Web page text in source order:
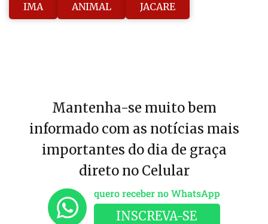
IMA ANIMAL JACARE
Mantenha-se muito bem
informado com as notícias mais
importantes do dia de graça
direto no Celular
quero receber no WhatsApp
INSCREVA-SE